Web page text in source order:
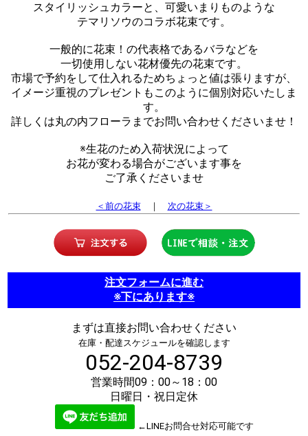
スタイリッシュカラーと、可愛いまりものような
テマリソウのコラボ花束です。
一般的に花束！の代表格であるバラなどを
一切使用しない花材優先の花束です。
市場で予約をして仕入れるためちょっと値は張りますが、
イメージ重視のプレゼントもこのように個別対応いたしま
す。
詳しくは丸の内フローラまでお問い合わせくださいませ！
※生花のため入荷状況によって
お花が変わる場合がございます事を
ご了承くださいませ
＜前の花束｜ 次の花束＞
注文フォームに進む
※下にあります※
まずは直接お問い合わせください
在庫・配達スケジュールを確認します
052-204-8739
営業時間09：00～18：00
日曜日・祝日定休
←LINEお問合せ対応可能です